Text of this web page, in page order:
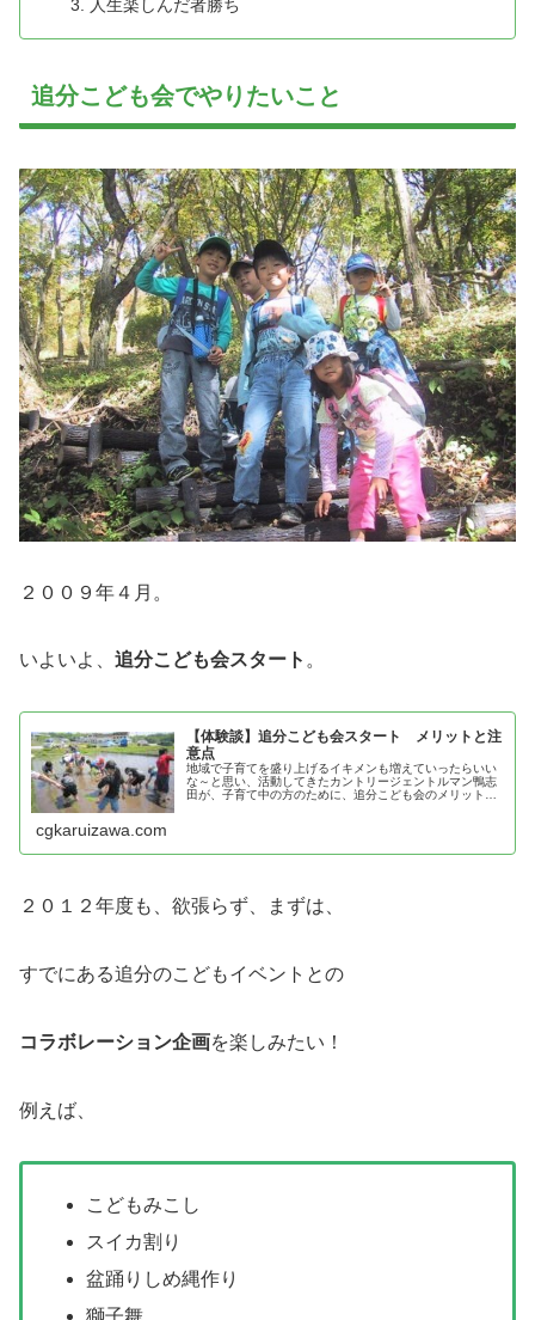
人生楽しんだ者勝ち
追分こども会でやりたいこと
２００９年４月。
いよいよ、 追分こども会スタート 。
【体験談】追分こども会スタート メリットと注
意点
地域で子育てを盛り上げるイキメンも増えていったらいい
な～と思い、活動してきたカントリージェントルマン鴨志
田が、子育て中の方のために、追分こども会のメリットと
cgkaruizawa.com
２０１２年度も、欲張らず、まずは、
すでにある追分のこどもイベントとの
コラボレーション企画を楽しみたい！
例えば、
こどもみこし
スイカ割り
盆踊りしめ縄作り
獅子舞